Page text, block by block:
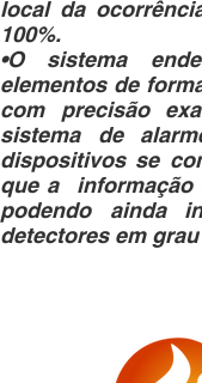
local da
100%.
•O sistema
elementos de
com precisão
sistema de
dispositivos se
que a informação
podendo ainda
detectores em